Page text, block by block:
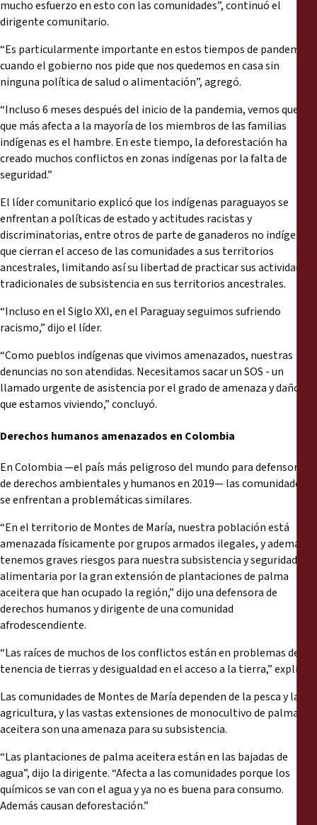
mucho esfuerzo en esto con las comunidades”, continuó el
dirigente comunitario.
“Es particularmente importante en estos tiempos de pandemia
cuando el gobierno nos pide que nos quedemos en casa sin
ninguna política de salud o alimentación”, agregó.
“Incluso 6 meses después del inicio de la pandemia, vemos que lo
que más afecta a la mayoría de los miembros de las familias
indígenas es el hambre. En este tiempo, la deforestación ha
creado muchos conflictos en zonas indígenas por la falta de
seguridad.”
El líder comunitario explicó que los indígenas paraguayos se
enfrentan a políticas de estado y actitudes racistas y
discriminatorias, entre otros de parte de ganaderos no indígenas
que cierran el acceso de las comunidades a sus territorios
ancestrales, limitando así su libertad de practicar sus actividades
tradicionales de subsistencia en sus territorios ancestrales.
“Incluso en el Siglo XXI, en el Paraguay seguimos sufriendo
racismo,” dijo el líder.
“Como pueblos indígenas que vivimos amenazados, nuestras
denuncias no son atendidas. Necesitamos sacar un SOS - un
llamado urgente de asistencia por el grado de amenaza y daño
que estamos viviendo,” concluyó.
Derechos humanos amenazados en Colombia
En Colombia —el país más peligroso del mundo para defensores
de derechos ambientales y humanos en 2019— las comunidades
se enfrentan a problemáticas similares.
“En el territorio de Montes de María, nuestra población está
amenazada físicamente por grupos armados ilegales, y además
tenemos graves riesgos para nuestra subsistencia y seguridad
alimentaria por la gran extensión de plantaciones de palma
aceitera que han ocupado la región,” dijo una defensora de
derechos humanos y dirigente de una comunidad
afrodescendiente.
“Las raíces de muchos de los conflictos están en problemas de
tenencia de tierras y desigualdad en el acceso a la tierra,” explicó.
Las comunidades de Montes de María dependen de la pesca y la
agricultura, y las vastas extensiones de monocultivo de palma
aceitera son una amenaza para su subsistencia.
“Las plantaciones de palma aceitera están en las bajadas de
agua”, dijo la dirigente. “Afecta a las comunidades porque los
químicos se van con el agua y ya no es buena para consumo.
Además causan deforestación.”